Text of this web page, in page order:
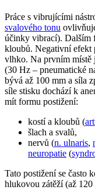
Práce s vibrujícími
svalového tonu
účinky vibrací). Dalším
kloubů. Negativní efekt
vlhko. Na prvním místě
(30 Hz – pneumatické
bývá až 100 mm a síla
síle stisku dochází k
mít formu postižení:
kostí a kloubů (
šlach a svalů,
nervů (n. ulnaris,
neuropatie (
Tato postižení se často
hlukovou zátěží (až 120